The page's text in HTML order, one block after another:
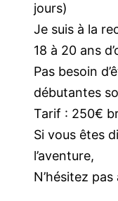
jours)
Je suis à la
18 à 20 ans
Pas besoin
débutantes
Tarif : 250€
Si vous êtes
l’aventure,
N’hésitez